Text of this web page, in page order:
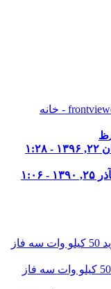
آبان ۲۲, ۱۳۹۶ - ۱:۲۸
آذر ۲۵, ۱۳۹۰ - ۱:۰۶
اینورتر خورشیدی GROWATT هیبرید 50 کیلو وات سه فاز